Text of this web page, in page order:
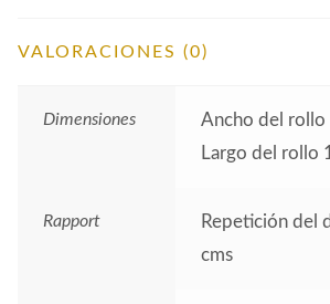
VALORACIONES (0)
Dimensiones
Ancho del rollo
Largo del rollo
Rapport
Repetición del
cms